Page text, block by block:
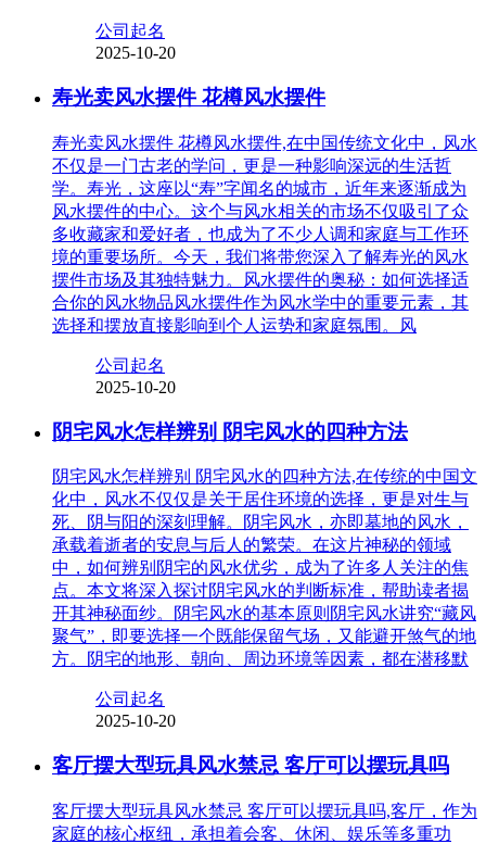
公司起名
2025-10-20
寿光卖风水摆件 花樽风水摆件
寿光卖风水摆件 花樽风水摆件,在中国传统文化中，风水
不仅是一门古老的学问，更是一种影响深远的生活哲
学。寿光，这座以“寿”字闻名的城市，近年来逐渐成为
风水摆件的中心。这个与风水相关的市场不仅吸引了众
多收藏家和爱好者，也成为了不少人调和家庭与工作环
境的重要场所。今天，我们将带您深入了解寿光的风水
摆件市场及其独特魅力。风水摆件的奥秘：如何选择适
合你的风水物品风水摆件作为风水学中的重要元素，其
选择和摆放直接影响到个人运势和家庭氛围。风
公司起名
2025-10-20
阴宅风水怎样辨别 阴宅风水的四种方法
阴宅风水怎样辨别 阴宅风水的四种方法,在传统的中国文
化中，风水不仅仅是关于居住环境的选择，更是对生与
死、阴与阳的深刻理解。阴宅风水，亦即墓地的风水，
承载着逝者的安息与后人的繁荣。在这片神秘的领域
中，如何辨别阴宅的风水优劣，成为了许多人关注的焦
点。本文将深入探讨阴宅风水的判断标准，帮助读者揭
开其神秘面纱。阴宅风水的基本原则阴宅风水讲究“藏风
聚气”，即要选择一个既能保留气场，又能避开煞气的地
方。阴宅的地形、朝向、周边环境等因素，都在潜移默
公司起名
2025-10-20
客厅摆大型玩具风水禁忌 客厅可以摆玩具吗
客厅摆大型玩具风水禁忌 客厅可以摆玩具吗,客厅，作为
家庭的核心枢纽，承担着会客、休闲、娱乐等多重功